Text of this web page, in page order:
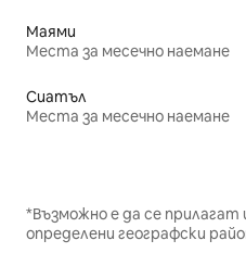
Маями
Места за месечно наемане
Сиатъл
Места за месечно наемане
*Възможно е да се прилагат
определени географски